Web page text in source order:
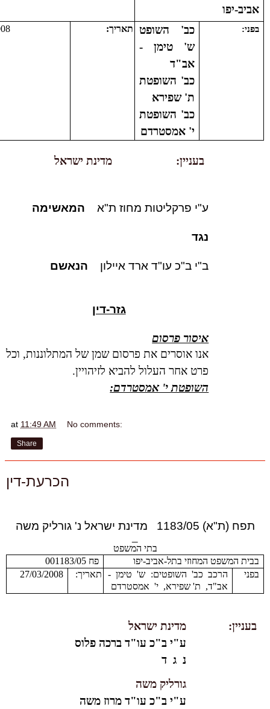
אביב-יפו
בפני:
כב' השופט
ש' טימן -
אב"ד
כב' השופטת
ת' שפירא
כב' השופטת
י' אמסטרדם
תאריך:
בעניין: מדינת ישראל
ע"י פרקליטות מחוז ת"א המאשימה
נגד
ב"י ב"כ עו"ד ארד איילון הנאשם
גזר-דין
איסור פרסום
אנו אוסרים את פרסום שמן של המתלוננות, וכל
פרט אחר העלול להביא לזיהויין.
השופטת י' אמסטרדם:
at 11:49 AM No comments:
Share
הכרעת-דין
תפח (ת"א) 1183/05 מדינת ישראל נ' גורליק משה
בתי המשפט
בבית המשפט המחוזי בתל-אביב-יפו
פח 001183/05
בפני
הרכב כב' השופטים: ש' טימן -
אב"ד, ת' שפירא, י' אמסטרדם
תאריך: 27/03/2008
בעניין:
מדינת ישראל
ע"י ב"כ עו"ד ברכה פלוס
נ ג ד
גורליק משה
ע"י ב"כ עו"ד מרוז משה